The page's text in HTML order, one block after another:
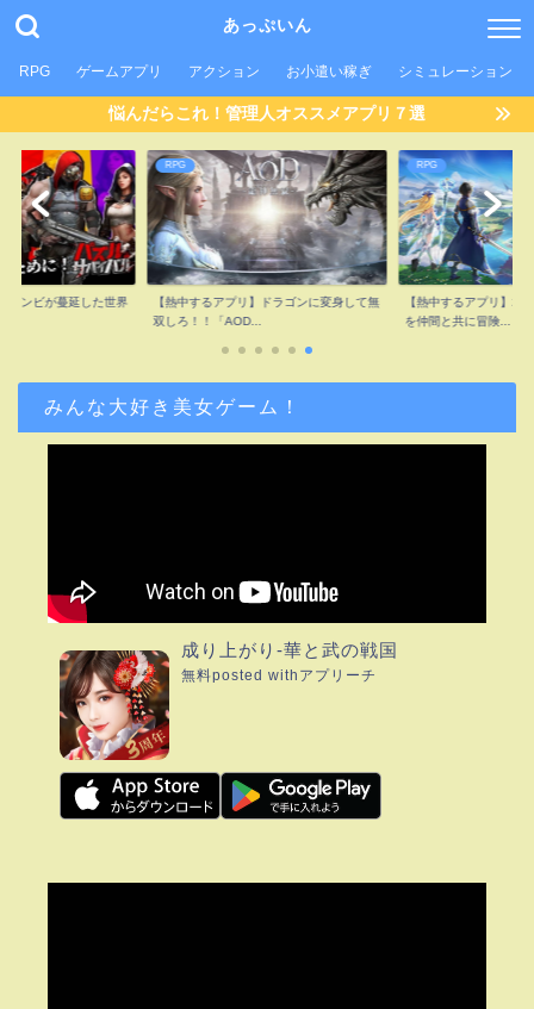
あっぷいん
RPG ゲームアプリ アクション お小遣い稼ぎ シミュレーション
悩んだらこれ！管理人オススメアプリ７選
ゾンビが蔓延した世界
RPG
【熱中するアプリ】ドラゴンに変身して無
双しろ！！「AOD...
RPG
【熱中するアプリ】
を仲間と共に冒険...
みんな大好き美女ゲーム！
成り上がり-華と武の戦国
無料posted with アプリーチ